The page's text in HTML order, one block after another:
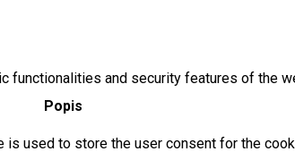
and security features of the
Popis
used to store the user consent for the